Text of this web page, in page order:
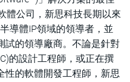
體公司，新思科技長期以來
導體IP領域的領導者，並
試的領導廠商。不論是針對
的設計工程師，或正在撰
性的軟體開發工程師，新思